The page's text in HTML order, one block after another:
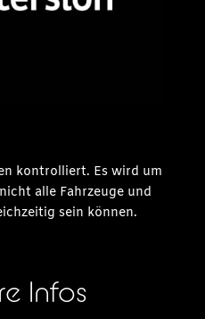
kontrolliert. Es wird um
alle Fahrzeuge und
sein können.
Infos